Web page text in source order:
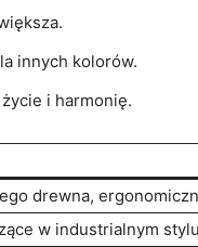
innych kolorów.
i harmonię.
drewna,
w industrialnym